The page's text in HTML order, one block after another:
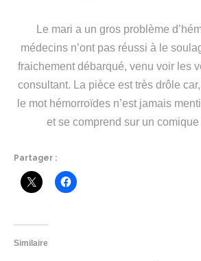
Le mari a un gros problème
médecins n’ont pas réussi à le
fraichement débarqué, venu voir les
consultant. La pièce est très drôle
le mot hémorroïdes n’est jamais
et se comprend sur un
Partager :
Similaire